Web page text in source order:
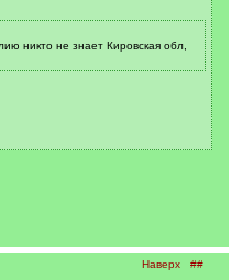
никто не знает Кировская обл,
Наверх ##